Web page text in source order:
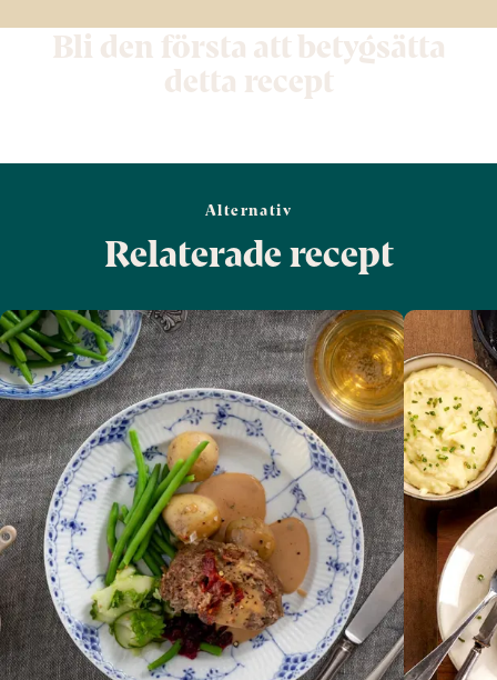
Bli den första att betygsätta
detta recept
Alternativ
Relaterade recept